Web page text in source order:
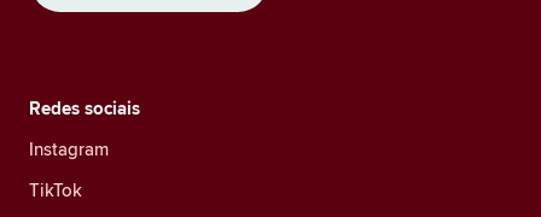
Redes sociais
Instagram
TikTok